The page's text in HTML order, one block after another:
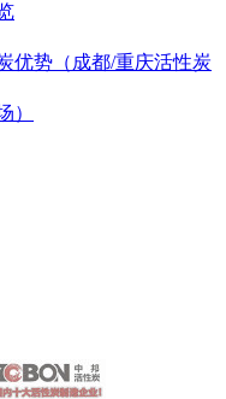
优势（成都/重庆活性炭
）